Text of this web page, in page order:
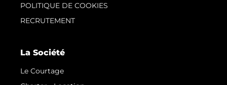
POLITIQUE DE COOKIES
RECRUTEMENT
La Société
Le Courtage